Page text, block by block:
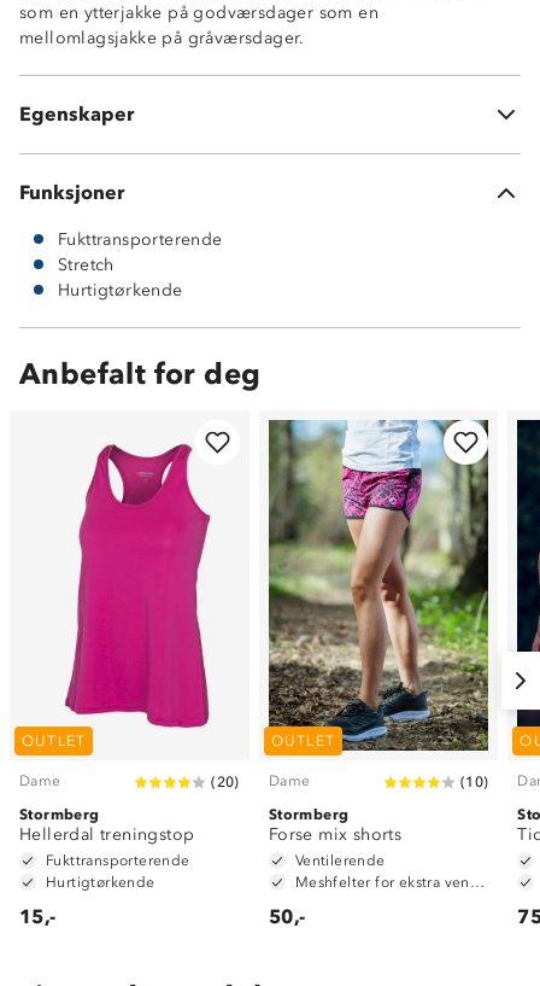
som en ytterjakke på godværsdager som en
mellomlagsjakke på gråværsdager.
Egenskaper
92% polyester og 8 % spandex
Funksjoner
Fukttransporterende
Stretch
Hurtigtørkende
Anbefalt for deg
OUTLET
Dame ( 20)
Stormberg
Hellerdal treningstop
Fukttransporterende
Hurtigtørkende
15,-
OUTLET
Dame (10)
Stormberg
Forse mix shorts
Ventilerende
50,-